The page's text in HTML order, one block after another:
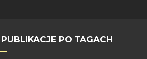
PO TAGACH